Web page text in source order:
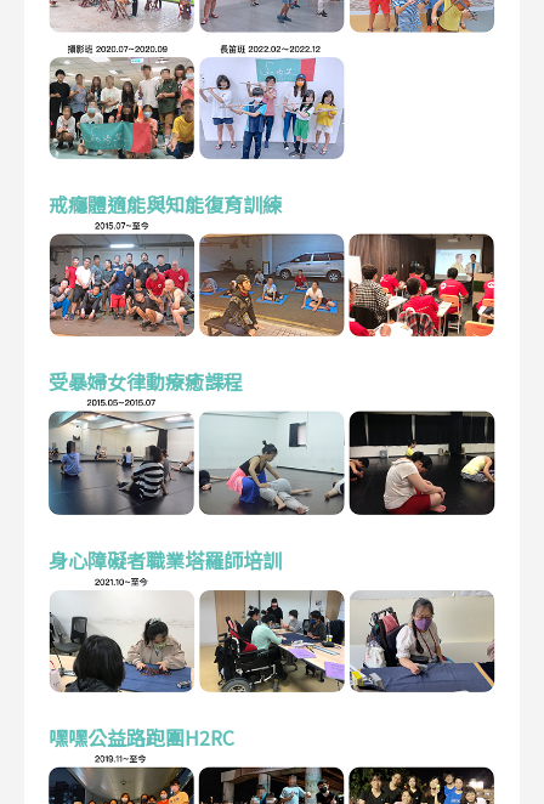
戒癮體適能與知能復育訓練
受暴婦女律動療癒課程
身心障礙者職業塔羅師培訓
嘿嘿公益路跑團H2RC